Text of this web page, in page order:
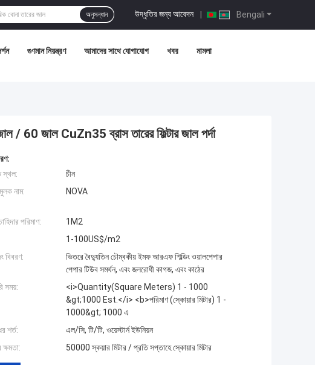
Bengali
উদ্ধৃতির জন্য আবেদন |
অনুসন্ধান
গুণমান নিয়ন্ত্রণ আমাদের সাথে যোগাযোগ খবর মামলা
/ 60 জাল CuZn35 ব্রাস তারের ফিল্টার জাল পর্দা
স্থল:
চীন
নাম:
NOVA
পরিমাণ:
1M2
1-100US$/m2
বিবরণ:
ভিতরে বৈদ্যুতিন চৌম্বকীয় ইমফ আরএফ শিল্ডিং ওয়ালপেপার
পেপার টিউব সমর্থন, এবং জলরোধী কাগজ, এবং কাঠের
সময়:
<i>Quantity(Square Meters) 1 - 1000
&gt;1000 Est.</i> <b>পরিমাণ (স্কোয়ার মিটার) 1 -
1000&gt; 1000 এ
শর্ত:
এল/সি, টি/টি, ওয়েস্টার্ন ইউনিয়ন
ক্ষমতা:
50000 স্কয়ার মিটার / প্রতি সপ্তাহে স্কোয়ার মিটার